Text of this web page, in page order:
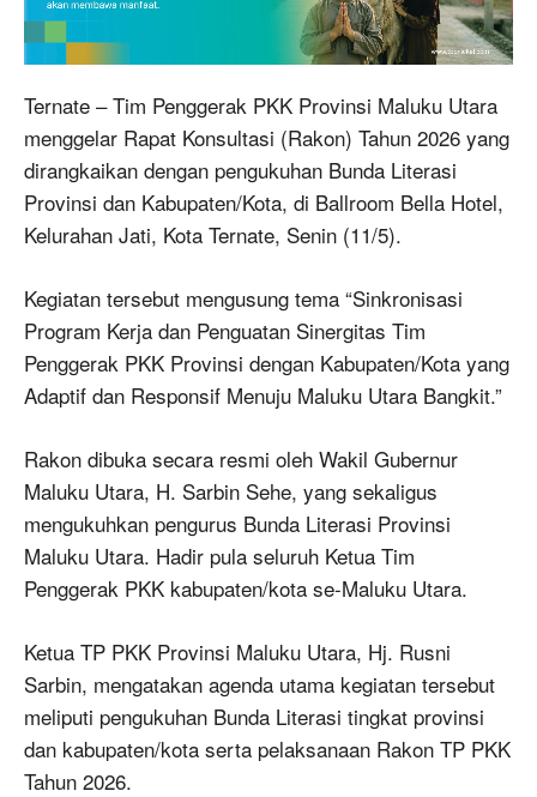
Ternate – Tim Penggerak PKK Provinsi Maluku Utara
menggelar Rapat Konsultasi (Rakon) Tahun 2026 yang
dirangkaikan dengan pengukuhan Bunda Literasi
Provinsi dan Kabupaten/Kota, di Ballroom Bella Hotel,
Kelurahan Jati, Kota Ternate, Senin (11/5).
Kegiatan tersebut mengusung tema “Sinkronisasi
Program Kerja dan Penguatan Sinergitas Tim
Penggerak PKK Provinsi dengan Kabupaten/Kota yang
Adaptif dan Responsif Menuju Maluku Utara Bangkit.”
Rakon dibuka secara resmi oleh Wakil Gubernur
Maluku Utara, H. Sarbin Sehe, yang sekaligus
mengukuhkan pengurus Bunda Literasi Provinsi
Maluku Utara. Hadir pula seluruh Ketua Tim
Penggerak PKK kabupaten/kota se-Maluku Utara.
Ketua TP PKK Provinsi Maluku Utara, Hj. Rusni
Sarbin, mengatakan agenda utama kegiatan tersebut
meliputi pengukuhan Bunda Literasi tingkat provinsi
dan kabupaten/kota serta pelaksanaan Rakon TP PKK
Tahun 2026.